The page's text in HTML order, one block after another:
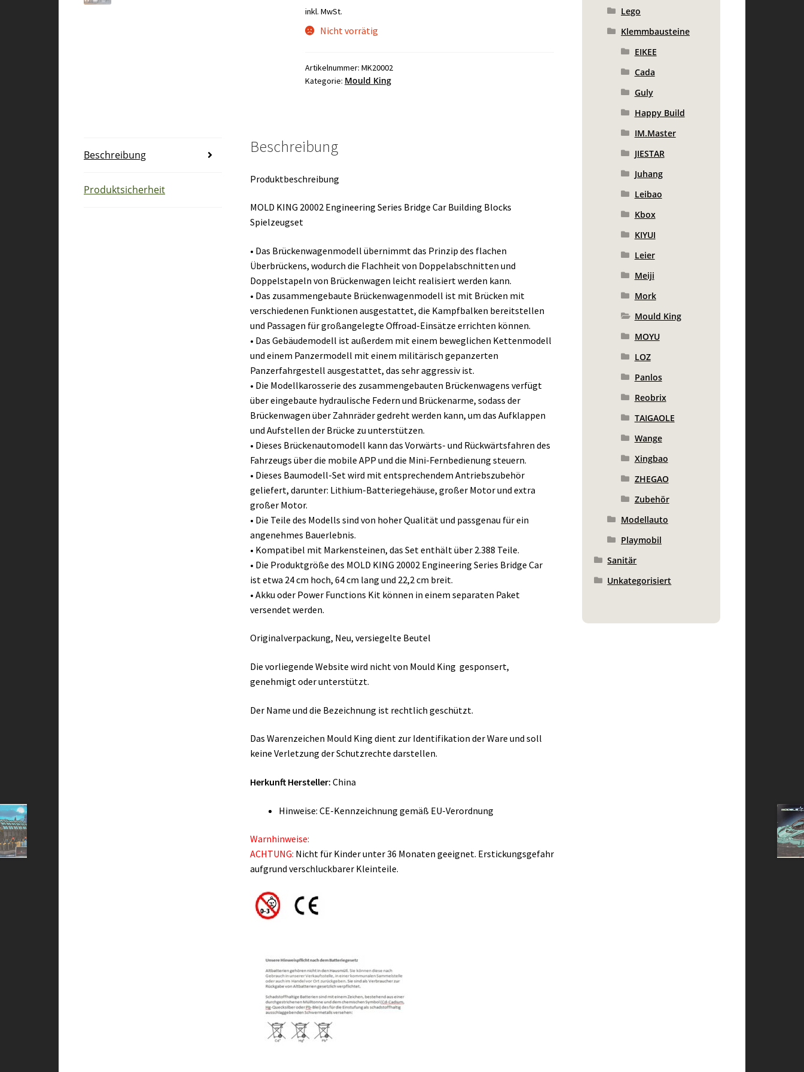
war:
inkl. MwSt.
Nicht vorrätig
Artikelnummer:MK20002
Kategorie: Mould King
Beschreibung
Produktsicherheit
Beschreibung
Produktbeschreibung
MOLD KING 20002 Engineering Series Bridge Car Building Blocks
Spielzeugset
• Das Brückenwagenmodell übernimmt das Prinzip des flachen
Überbrückens, wodurch die Flachheit von Doppelabschnitten und
Doppelstapeln von Brückenwagen leicht realisiert werden kann.
• Das zusammengebaute Brückenwagenmodell ist mit Brücken mit
verschiedenen Funktionen ausgestattet, die Kampfbalken bereitstellen
und Passagen für großangelegte Offroad-Einsätze errichten können.
• Das Gebäudemodell ist außerdem mit einem beweglichen Kettenmodell
und einem Panzermodell mit einem militärisch gepanzerten
Panzerfahrgestell ausgestattet, das sehr aggressiv ist.
• Die Modellkarosserie des zusammengebauten Brückenwagens verfügt
über eingebaute hydraulische Federn und Brückenarme, sodass der
Brückenwagen über Zahnräder gedreht werden kann, um das Aufklappen
und Aufstellen der Brücke zu unterstützen.
• Dieses Brückenautomodell kann das Vorwärts- und Rückwärtsfahren des
Fahrzeugs über die mobile APP und die Mini-Fernbedienung steuern.
• Dieses Baumodell-Set wird mit entsprechendem Antriebszubehör
geliefert, darunter: Lithium-Batteriegehäuse, großer Motor und extra
großer Motor.
• Die Teile des Modells sind von hoher Qualität und passgenau für ein
angenehmes Bauerlebnis.
• Kompatibel mit Markensteinen, das Set enthält über 2.388 Teile.
• Die Produktgröße des MOLD KING 20002 Engineering Series Bridge Car
ist etwa 24 cm hoch, 64 cm lang und 22,2 cm breit.
• Akku oder Power Functions Kit können in einem separaten Paket
versendet werden.
Originalverpackung, Neu, versiegelte Beutel
Die vorliegende Website wird nicht von Mould King gesponsert,
genehmigt oder unterstützt.
Der Name und die Bezeichnung ist rechtlich geschützt.
Das Warenzeichen Mould King dient zur Identifikation der Ware und soll
keine Verletzung der Schutzrechte darstellen.
Herkunft Hersteller: China
Hinweise: CE-Kennzeichnung gemäß EU-Verordnung
Warnhinweise:
ACHTUNG: Nicht für Kinder unter 36 Monaten geeignet. Erstickungsgefahr
aufgrund verschluckbarer Kleinteile.
Lego
Klemmbausteine
EIKEE
Cada
Guly
Happy Build
IM.Master
JIESTAR
Juhang
Leibao
Kbox
KIYUI
Leier
Meiji
Mork
Mould King
MOYU
LOZ
Panlos
Reobrix
TAIGAOLE
Wange
Xingbao
ZHEGAO
Zubehör
Modellauto
Playmobil
Sanitär
Unkategorisiert